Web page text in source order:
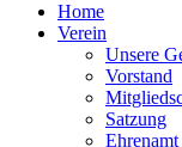
Home
Verein
Unsere
Vorstand
Satzung
Ehrenamt